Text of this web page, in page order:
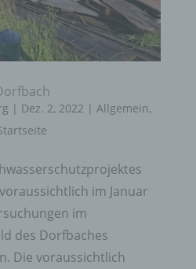
| Dez. 2, 2022 | Allgemein,
im Januar
im
des Dorfbaches
Die voraussichtlich